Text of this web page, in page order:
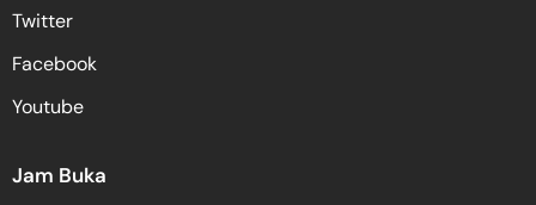
Twitter
Facebook
Youtube
Jam Buka